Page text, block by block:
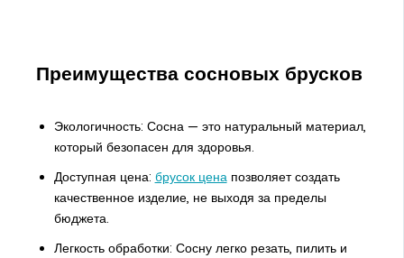
Преимущества сосновых брусков
Экологичность: Сосна — это натуральный материал,
который безопасен для здоровья.
Доступная цена: брусок ценапозволяет создать
качественное изделие, не выходя за пределы
бюджета.
Легкость обработки: Сосну легко резать, пилить и